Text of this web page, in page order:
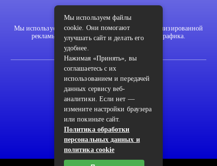
Мы используем файлы cookie для показа персонализированной
рекламы и/или контента и анализа нашего трафика.
Карта сайта
Пользовательское соглашение
Архив
Мы используем файлы
cookie. Они помогают
улучшать сайт и делать его
удобнее.
Нажимая «Принять», вы
соглашаетесь с их
использованием и передачей
данных сервису веб-
аналитики. Если нет —
измените настройки браузера
или покиньте сайт.
Политика обработки
персональных данных и
политика cookie